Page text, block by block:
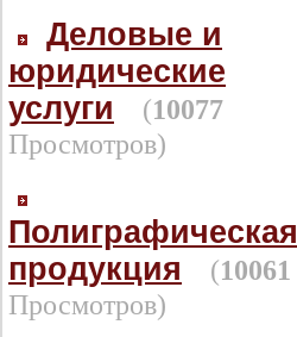
Деловые и
юридические
услуги
(10077
Просмотров)
Полиграфическая
продукция
(10061
Просмотров)